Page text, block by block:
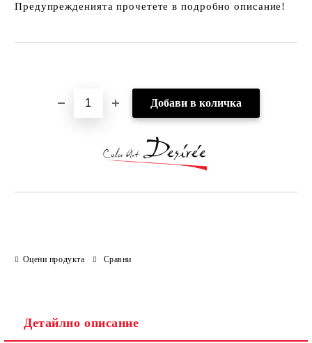
Предупрежденията прочетете в подробно описание!
Оцени продукта Сравни
Детайлно описание